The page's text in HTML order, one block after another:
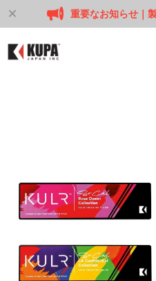
重要なお知らせ｜